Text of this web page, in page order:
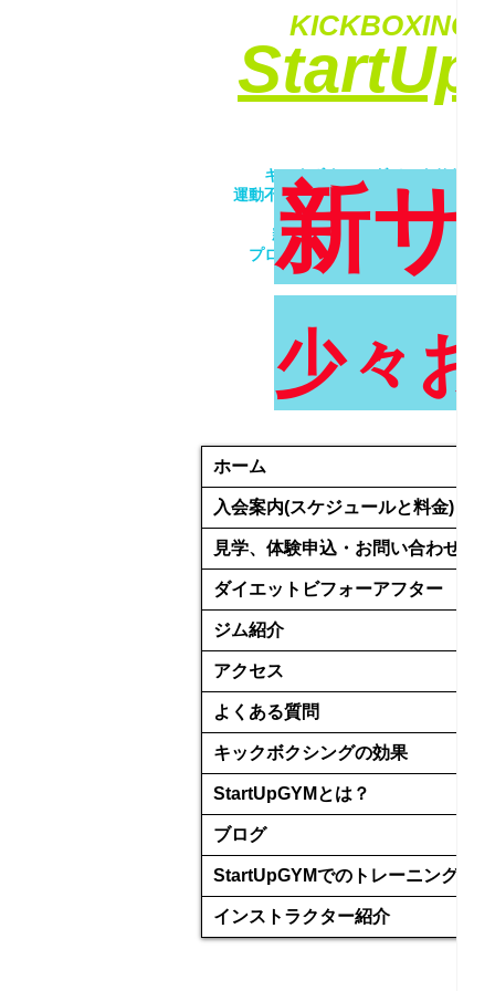
ホーム
入会案内(スケジュールと料金)
見学、体験申込・お問い合わせ
ダイエットビフォーアフター
ジム紹介
アクセス
よくある質問
キックボクシングの効果
StartUpGYMとは？
ブログ
StartUpGYMでのトレーニング
インストラクター紹介
​キックボクシングでエクササイズ
運動不足解消・ダイエット・ストレ
​女性・未経験者歓迎！！
親子で一緒にトレーニング！！
プロが優しく丁寧に指導致します
新
少々